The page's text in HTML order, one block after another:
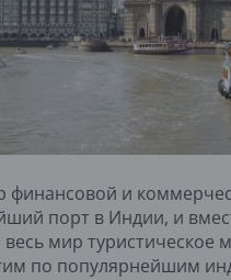
финансовой и
порт в Индии, и
мир туристическое
по популярнейшим